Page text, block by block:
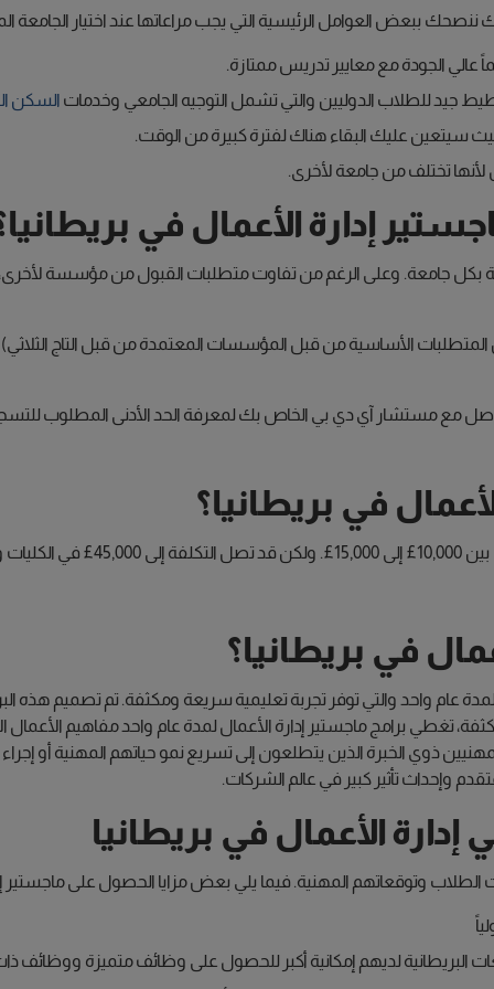
ننصحك ببعض العوامل الرئيسية التي يجب مراعاتها عند اختيار الجامعة
عالي الجودة مع معايير تدريس ممتازة.
جيد للطلاب الدوليين والتي تشمل التوجيه الجامعي وخدمات السكن
سيتعين عليك البقاء هناك لفترة كبيرة من الوقت.
لأنها تختلف من جامعة لأخرى.
إدارة الأعمال في
بكل جامعة. وعلى الرغم من تفاوت متطلبات القبول من مؤسسة
مع مستشار آي دي بي الخاص بك لمعرفة الحد الأدنى المطلوب
في بريطانيا؟
في بريطانيا؟
عام واحد والتي توفر تجربة تعليمية سريعة ومكثفة. تم تصميم هذه
تغطي برامج ماجستير إدارة الأعمال لمدة عام واحد مفاهيم
ذوي الخبرة الذين يتطلعون إلى تسريع نمو حياتهم المهنية أو
وإحداث تأثير كبير في عالم الشركات.
إدارة الأعمال في بريطانيا
الطلاب وتوقعاتهم المهنية. فيما يلي بعض مزايا الحصول على ماجستير
البريطانية لديهم إمكانية أكبر للحصول على وظائف متميزة ووظائف